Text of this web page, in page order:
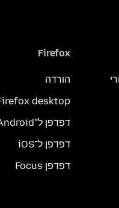
Firefox
הורדה
desktop
דפדפן ל־Android
דפדפן ל־iOS
דפדפן Focus